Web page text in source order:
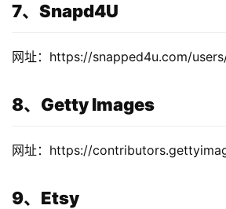
运
7、Snapd4U
网址：https://snapped4u.com/
8、Getty Images
网址：https://
9、Etsy